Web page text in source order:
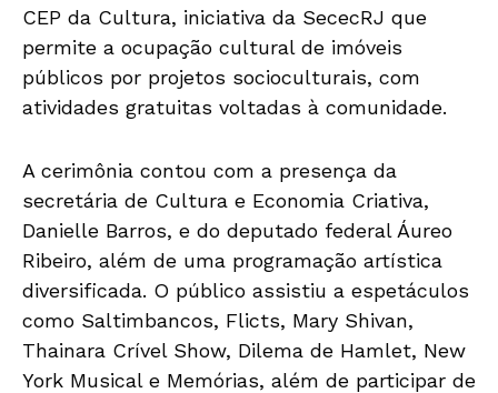
CEP da Cultura, iniciativa da SececRJ que
permite a ocupação cultural de imóveis
públicos por projetos socioculturais, com
atividades gratuitas voltadas à comunidade.
A cerimônia contou com a presença da
secretária de Cultura e Economia Criativa,
Danielle Barros, e do deputado federal Áureo
Ribeiro, além de uma programação artística
diversificada. O público assistiu a espetáculos
como Saltimbancos, Flicts, Mary Shivan,
Thainara Crível Show, Dilema de Hamlet, New
York Musical e Memórias, além de participar de